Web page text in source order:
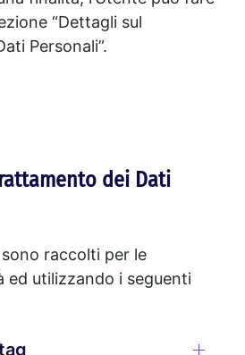
“Dettagli sul
Personali”.
dei Dati
raccolti per le
ed utilizzando i seguenti